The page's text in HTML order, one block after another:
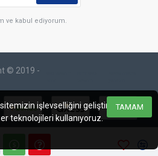
ve kabul ediyorum.
© 2019 -
TAMAM
işlevselliğini geliştirmek
teknolojileri kullanıyoruz.